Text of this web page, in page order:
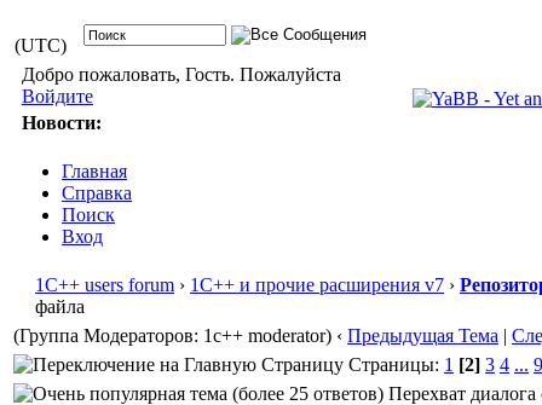
(UTC)
Добро пожаловать, Гость. Пожалуйста
Войдите
Новости:
Главная
Справка
Поиск
Вход
1С++ users forum › 1С++ и прочие расширения v7 ›
файла
(Группа Модераторов: 1c++ moderator) ‹ Предыдущая Тема |
Страницы: 1 [2] 3 4 ... 9
Перехват